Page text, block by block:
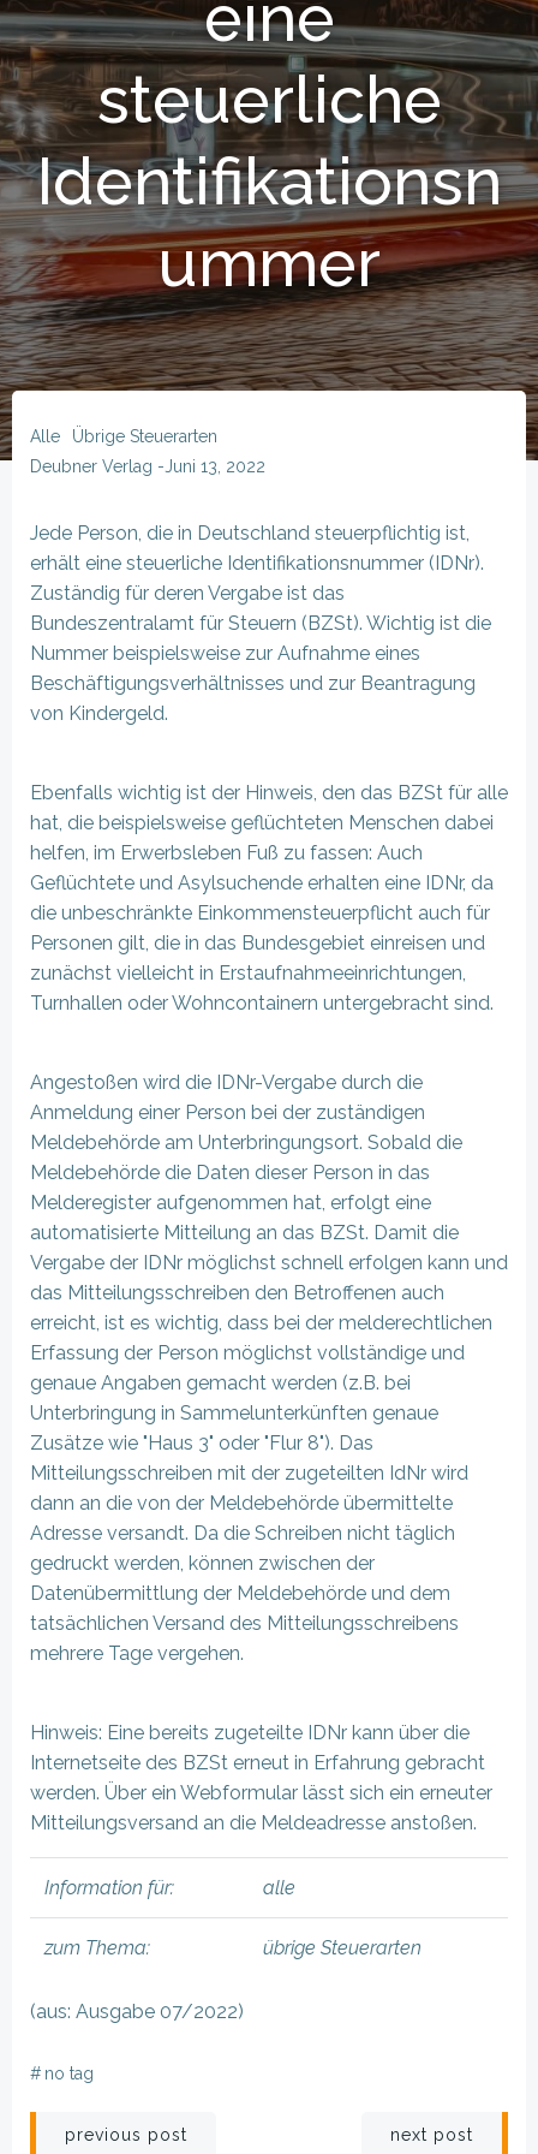
eine
steuerliche
Identifikationsn
ummer
Alle
Übrige Steuerarten
Deubner Verlag -Juni 13, 2022
Jede Person, die in Deutschland steuerpflichtig ist,
erhält eine steuerliche Identifikationsnummer (IDNr).
Zuständig für deren Vergabe ist das
Bundeszentralamt für Steuern (BZSt). Wichtig ist die
Nummer beispielsweise zur Aufnahme eines
Beschäftigungsverhältnisses und zur Beantragung
von Kindergeld.
Ebenfalls wichtig ist der Hinweis, den das BZSt für alle
hat, die beispielsweise geflüchteten Menschen dabei
helfen, im Erwerbsleben Fuß zu fassen: Auch
Geflüchtete und Asylsuchende erhalten eine IDNr, da
die unbeschränkte Einkommensteuerpflicht auch für
Personen gilt, die in das Bundesgebiet einreisen und
zunächst vielleicht in Erstaufnahmeeinrichtungen,
Turnhallen oder Wohncontainern untergebracht sind.
Angestoßen wird die IDNr-Vergabe durch die
Anmeldung einer Person bei der zuständigen
Meldebehörde am Unterbringungsort. Sobald die
Meldebehörde die Daten dieser Person in das
Melderegister aufgenommen hat, erfolgt eine
automatisierte Mitteilung an das BZSt. Damit die
Vergabe der IDNr möglichst schnell erfolgen kann und
das Mitteilungsschreiben den Betroffenen auch
erreicht, ist es wichtig, dass bei der melderechtlichen
Erfassung der Person möglichst vollständige und
genaue Angaben gemacht werden (z.B. bei
Unterbringung in Sammelunterkünften genaue
Zusätze wie "Haus 3" oder "Flur 8"). Das
Mitteilungsschreiben mit der zugeteilten IdNr wird
dann an die von der Meldebehörde übermittelte
Adresse versandt. Da die Schreiben nicht täglich
gedruckt werden, können zwischen der
Datenübermittlung der Meldebehörde und dem
tatsächlichen Versand des Mitteilungsschreibens
mehrere Tage vergehen.
Hinweis: Eine bereits zugeteilte IDNr kann über die
Internetseite des BZSt erneut in Erfahrung gebracht
werden. Über ein Webformular lässt sich ein erneuter
Mitteilungsversand an die Meldeadresse anstoßen.
Information für: alle
zum Thema: übrige Steuerarten
(aus: Ausgabe 07/2022)
# no tag
Beitragsnavigation
previous post next post